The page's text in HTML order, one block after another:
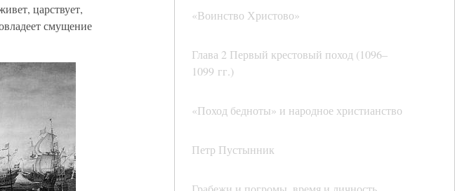
«Воинство Христово»
Глава 2 Первый крестовый поход (1096–
1099 гг.)
«Поход бедноты» и народное христианство
Петр Пустынник
царствует,
смущение